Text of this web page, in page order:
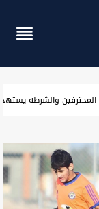
ارتفاع آخر جلسة